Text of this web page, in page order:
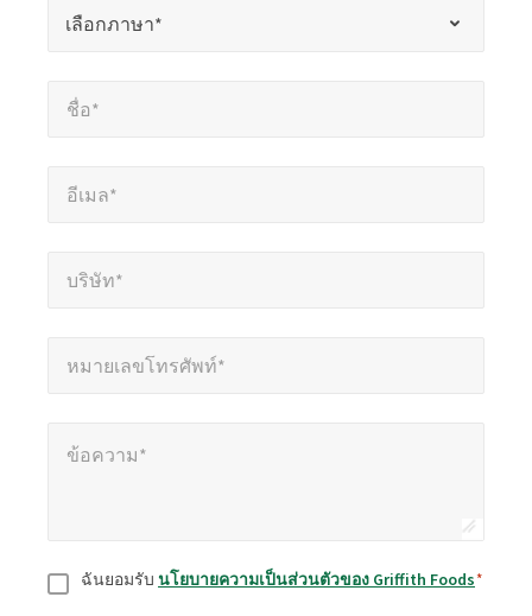
ถึงเลือกภาษา*
ชื่อ*
อีเมล*
บริษัท*
หมายเลขโทรศัพท์*
ข้อความ*
ยินยอมฉันยอมรับ นโยบายความเป็นส่วนตัวของ Griffith Foods*